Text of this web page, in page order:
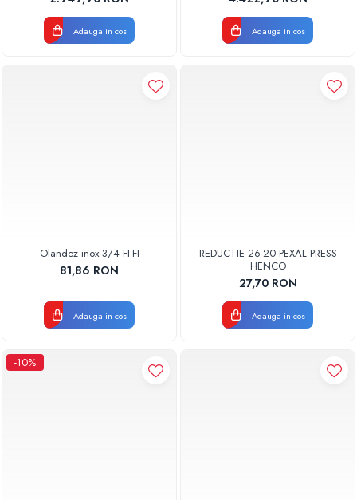
Adauga in cos Adauga in cos
Olandez inox 3/4 FI-FI
81,86 RON
Adauga in cos
REDUCTIE 26-20 PEXAL PRESS
HENCO
27,70 RON
Adauga in cos
-10%